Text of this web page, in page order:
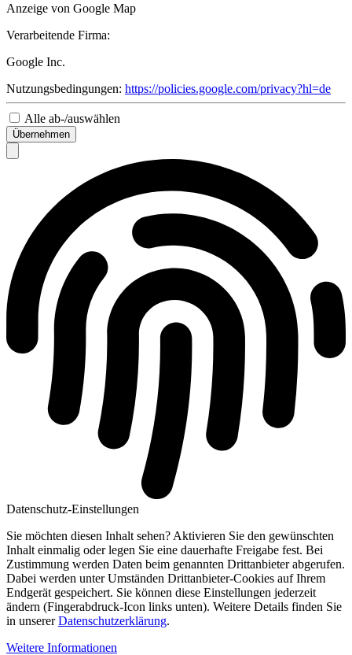
Anzeige von Google Map
Verarbeitende Firma:
Google Inc.
Nutzungsbedingungen: https://policies.google.com/privacy?hl=de
Alle ab-/auswählen
Übernehmen
Datenschutz-Einstellungen
Sie möchten diesen Inhalt sehen? Aktivieren Sie den gewünschten
Inhalt einmalig oder legen Sie eine dauerhafte Freigabe fest. Bei
Zustimmung werden Daten beim genannten Drittanbieter abgerufen.
Dabei werden unter Umständen Drittanbieter-Cookies auf Ihrem
Endgerät gespeichert. Sie können diese Einstellungen jederzeit
ändern (Fingerabdruck-Icon links unten). Weitere Details finden Sie
in unsererDatenschutzerklärung.
Weitere Informationen